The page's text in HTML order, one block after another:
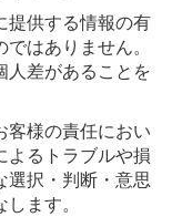
提供する情報の有
はありません。
人差があることを
客様の責任におい
よるトラブルや損
選択・判断・意思
ます。